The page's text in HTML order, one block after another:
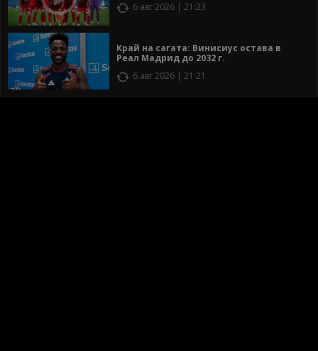
6 авг 2026 | 21:23
Край на сагата: Винисиус остава в
Реал Мадрид до 2032 г.
6 авг 2026 | 21:21